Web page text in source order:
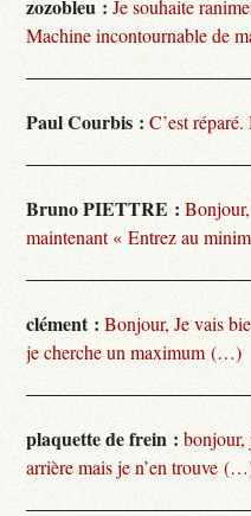
zozobleu : Je souhaite
Machine incontournable de
Paul Courbis : C’est
Bruno PIETTRE :
maintenant « Entrez au
clément : Bonjour, Je vais
je cherche un maximum (…)
plaquette de frein : bonjour,
arrière mais je n’en trouve